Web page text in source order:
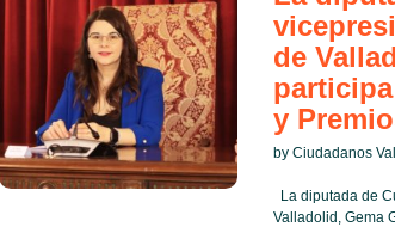
de
y
by Ciudadanos
La diputada de
Valladolid, Gema